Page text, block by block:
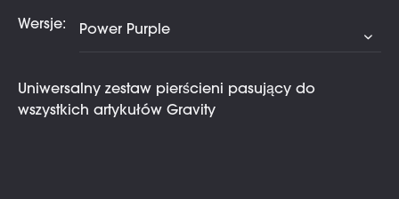
Wersje:
Uniwersalny zestaw pierścieni pasujący do
wszystkich artykułów Gravity